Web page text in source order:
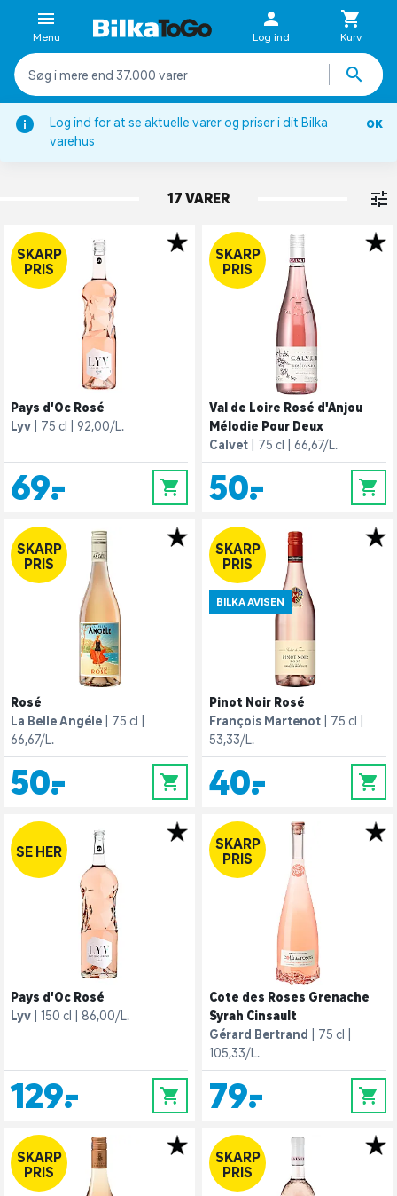
Log ind for at se aktuelle varer og priser i dit Bilka
varehus
OK
Menu Log ind Kurv
Rosé
FRANKRIG
17 VARER
SKARP
PRIS
Pays d'Oc Rosé
Lyv
75 cl 92,00/L.
69,- 0
SKARP
PRIS
Val de Loire Rosé d'Anjou
Mélodie Pour Deux
Calvet
75 cl 66,67/L.
50,- 0
SKARP
PRIS
Rosé
La Belle Angéle
75 cl
66,67/L.
50,- 0
SKARP
PRIS
BILKA AVISEN
Pinot Noir Rosé
François Martenot
75 cl
53,33/L.
40,- 0
SE HER
Pays d'Oc Rosé
Lyv
150 cl 86,00/L.
129,- 0
SKARP
PRIS
Cote des Roses Grenache
Syrah Cinsault
Gérard Bertrand
75 cl
105,33/L.
79,- 0
SKARP
PRIS
SKARP
PRIS